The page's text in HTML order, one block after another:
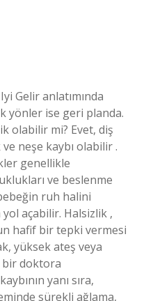
Gelir anlatımında
yönler ise geri planda.
olabilir mi? Evet, diş
neşe kaybı olabilir .
genellikle
ve beslenme
ruh halini
açabilir. Halsizlik ,
hafif bir tepki vermesi
yüksek ateş veya
bir doktora
yanı sıra,
sürekli ağlama,